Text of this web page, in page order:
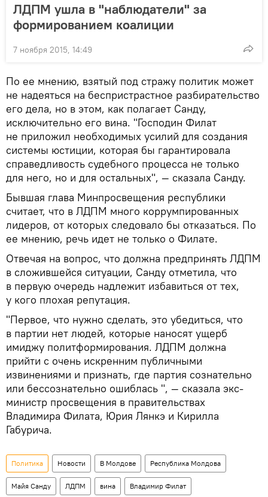
ЛДПМ ушла в "наблюдатели" за
формированием коалиции
7 ноября 2015, 14:49
По ее мнению, взятый под стражу политик может
не надеяться на беспристрастное разбирательство
его дела, но в этом, как полагает Санду,
исключительно его вина. "Господин Филат
не приложил необходимых усилий для создания
системы юстиции, которая бы гарантировала
справедливость судебного процесса не только
для него, но и для остальных", — сказала Санду.
Бывшая глава Минпросвещения республики
считает, что в ЛДПМ много коррумпированных
лидеров, от которых следовало бы отказаться. По
ее мнению, речь идет не только о Филате.
Отвечая на вопрос, что должна предпринять ЛДПМ
в сложившейся ситуации, Санду отметила, что
в первую очередь надлежит избавиться от тех,
у кого плохая репутация.
"Первое, что нужно сделать, это убедиться, что
в партии нет людей, которые наносят ущерб
имиджу политформирования. ЛДПМ должна
прийти с очень искренним публичными
извинениями и признать, где партия сознательно
или бессознательно ошиблась ", — сказала экс-
министр просвещения в правительствах
Владимира Филата, Юрия Лянкэ и Кирилла
Габурича.
Политика Новости В Молдове Республика Молдова
Майя Санду ЛДПМ вина Владимир Филат